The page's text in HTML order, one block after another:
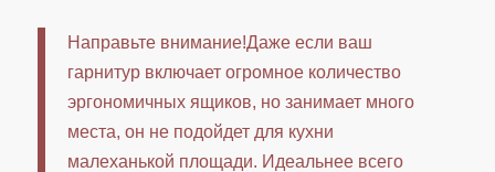
Направьте внимание!Даже если ваш
гарнитур включает огромное количество
эргономичных ящиков, но занимает много
места, он не подойдет для кухни
малеханькой площади. Идеальнее всего